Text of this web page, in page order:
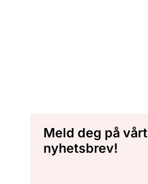
Meld deg på vårt
nyhetsbrev!